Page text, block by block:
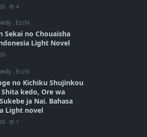
4
, Ecchi
Sekai no Chouaisha
Light Novel
, Ecchi
no Kichiku Shujinkou
Shita kedo, Ore wa
ja Nai. Bahasa
Light novel
1